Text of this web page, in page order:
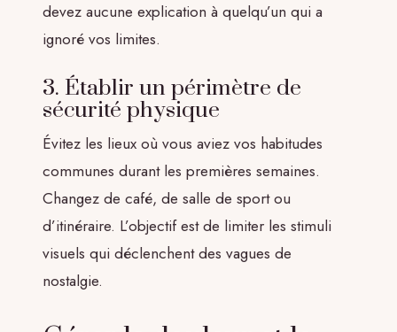
devez aucune explication à quelqu’un qui a
ignoré vos limites.
3. Établir un périmètre de
sécurité physique
Évitez les lieux où vous aviez vos habitudes
communes durant les premières semaines.
Changez de café, de salle de sport ou
d’itinéraire. L’objectif est de limiter les stimuli
visuels qui déclenchent des vagues de
nostalgie.